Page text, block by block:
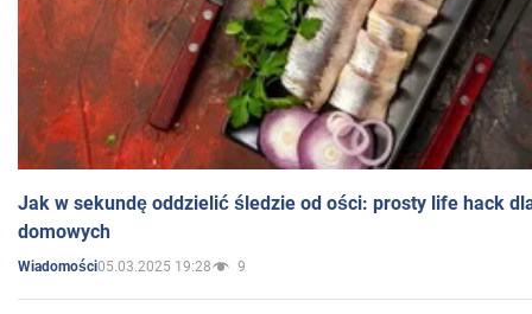
Jak w sekundę oddzielić śledzie od ości: prosty life hack
domowych
Wiadomości05.03.2025 19:28 9